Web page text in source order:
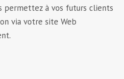
permettez à vos futurs clients
via votre site Web